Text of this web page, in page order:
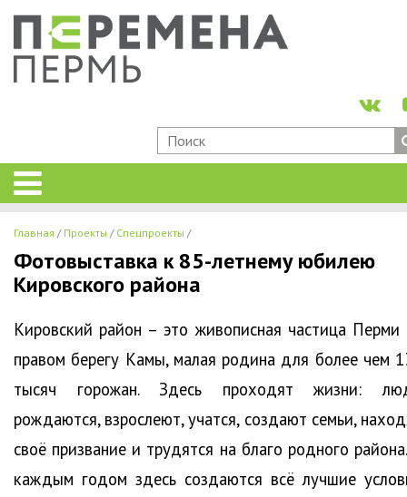
Главная Проекты Спецпроекты
Фотовыставка к 85-летнему юбилею
Кировского района
Кировский район – это живописная частица Перми
правом берегу Камы, малая родина для более чем
тысяч горожан. Здесь проходят жизни:
рождаются, взрослеют, учатся, создают семьи,
своё призвание и трудятся на благо родного
каждым годом здесь создаются всё лучшие